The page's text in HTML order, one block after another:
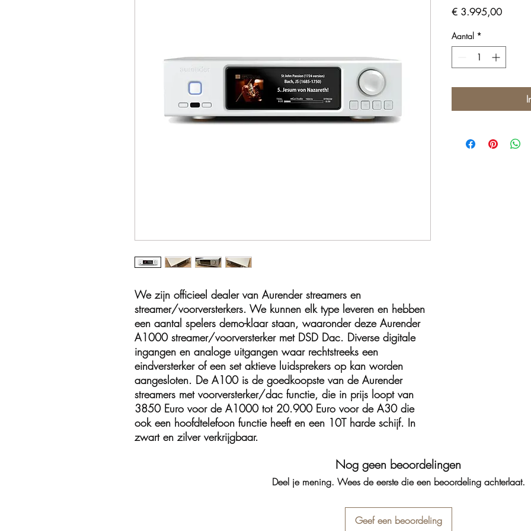
We zijn officieel dealer van Aurender streamers en
streamer/voorversterkers. We kunnen elk type leveren en hebben
een aantal spelers demo-klaar staan, waaronder deze Aurender
A1000 streamer/voorversterker met DSD Dac. Diverse digitale
ingangen en analoge uitgangen waar rechtstreeks een
eindversterker of een set aktieve luidsprekers op kan worden
aangesloten. De A100 is de goedkoopste van de Aurender
streamers met voorversterker/dac functie, die in prijs loopt van
3850 Euro voor de A1000 tot 20.900 Euro voor de A30 die
ook een hoofdtelefoon functie heeft en een 10T harde schijf. In
zwart en zilver verkrijgbaar.
€ 3.995,00Prijs
Aantal *
Nog geen beoordelingen
Deel je mening. Wees de eerste die een beoordeling achterlaat.
Geef een beoordeling